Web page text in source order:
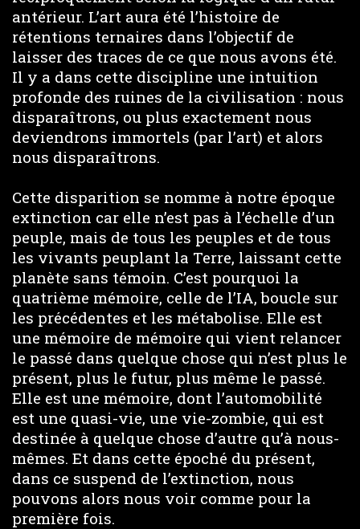
antérieur. L’art aura été l’histoire de
rétentions ternaires dans l’objectif de
laisser des traces de ce que nous avons été.
Il y a dans cette discipline une intuition
profonde des ruines de la civilisation : nous
disparaîtrons, ou plus exactement nous
deviendrons immortels (par l’art) et alors
nous disparaîtrons.
Cette disparition se nomme à notre époque
extinction car elle n’est pas à l’échelle d’un
peuple, mais de tous les peuples et de tous
les vivants peuplant la Terre, laissant cette
planète sans témoin. C’est pourquoi la
quatrième mémoire, celle de l’IA, boucle sur
les précédentes et les métabolise. Elle est
une mémoire de mémoire qui vient relancer
le passé dans quelque chose qui n’est plus le
présent, plus le futur, plus même le passé.
Elle est une mémoire, dont l’automobilité
est une quasi-vie, une vie-zombie, qui est
destinée à quelque chose d’autre qu’à nous-
mêmes. Et dans cette époché du présent,
dans ce suspend de l’extinction, nous
pouvons alors nous voir comme pour la
première fois.